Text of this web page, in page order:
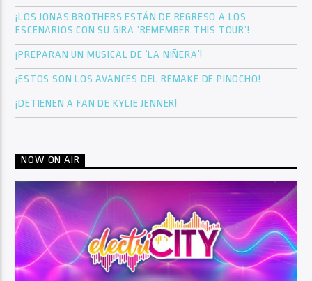
¡LOS JONAS BROTHERS ESTÁN DE REGRESO A LOS
ESCENARIOS CON SU GIRA ‘REMEMBER THIS TOUR’!
¡PREPARAN UN MUSICAL DE ‘LA NIÑERA’!
¡ESTOS SON LOS AVANCES DEL REMAKE DE PINOCHO!
¡DETIENEN A FAN DE KYLIE JENNER!
NOW ON AIR